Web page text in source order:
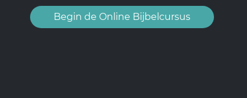
Begin de Online Bijbelcursus